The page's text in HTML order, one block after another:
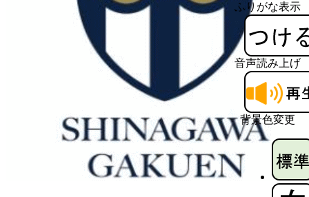
ふりがな表示
音声読み上げ
背景色変更